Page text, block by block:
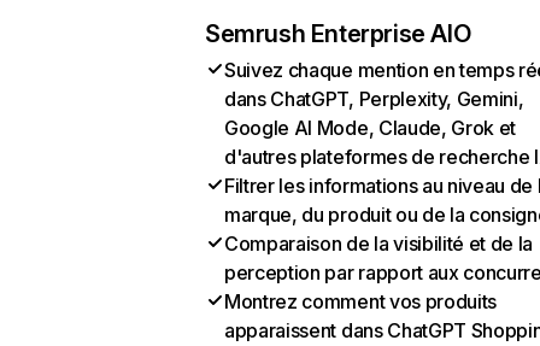
Semrush Enterprise AIO
Suivez chaque mention en temps
dans ChatGPT, Perplexity, Gemini,
Google AI Mode, Claude, Grok et
d'autres plateformes de recherche
Filtrer les informations au niveau de
marque, du produit ou de la
Comparaison de la visibilité et de la
perception par rapport aux
Montrez comment vos produits
apparaissent dans ChatGPT